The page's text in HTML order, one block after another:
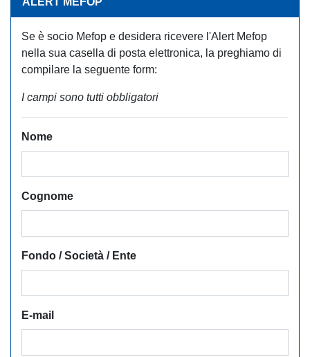
Se è socio Mefop e desidera ricevere l'Alert Mefop
nella sua casella di posta elettronica, la preghiamo di
compilare la seguente form:
I campi sono tutti obbligatori
Nome
Cognome
Fondo / Società / Ente
E-mail